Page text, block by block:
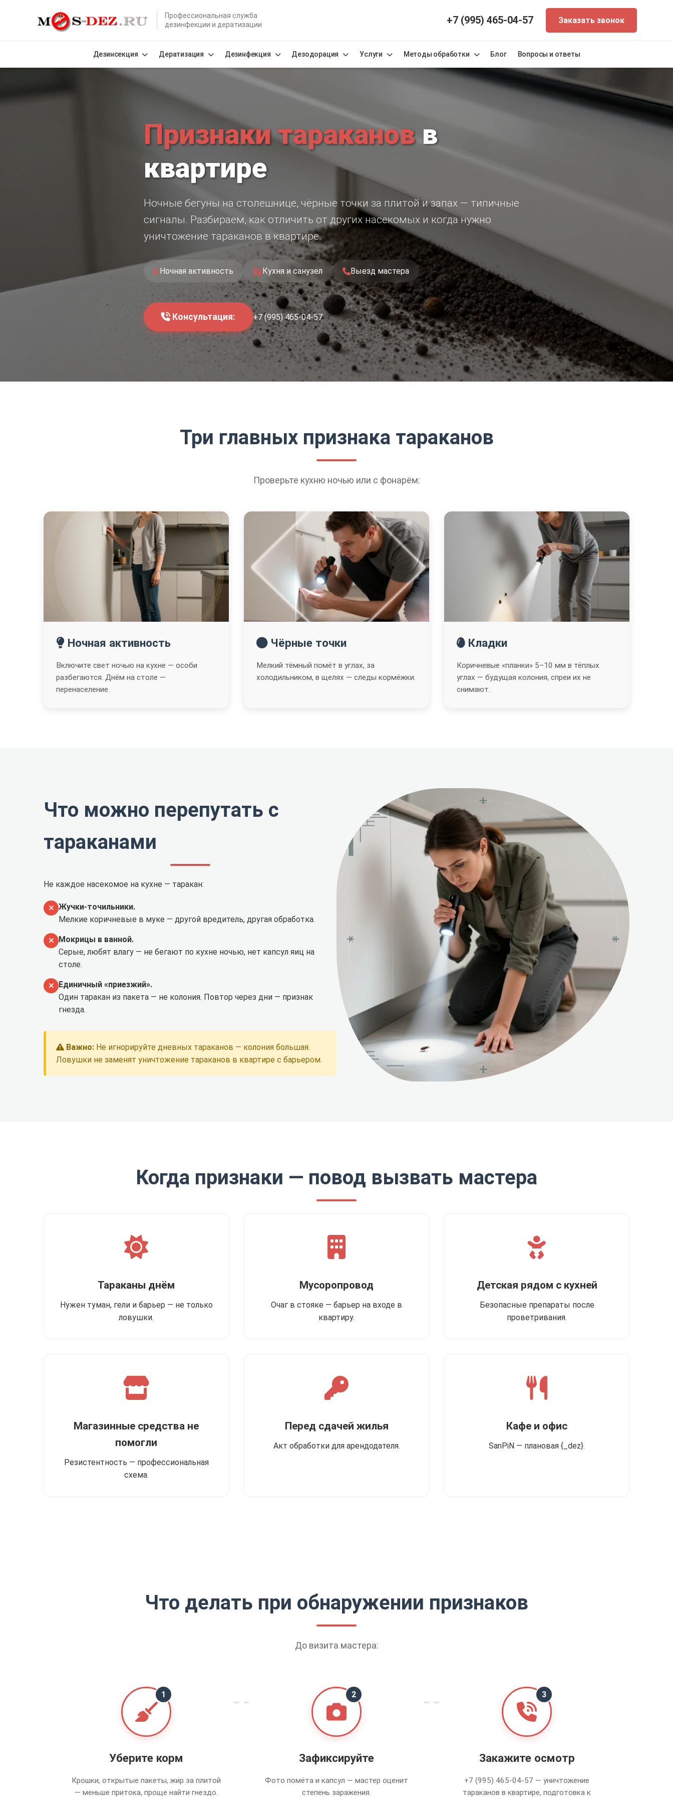
Профессиональная служба
дезинфекции и дератизации
+7 (995) 465-04-57 Заказать звонок
Дезинсекция Дератизация Дезинфекция Дезодорация Услуги Методы обработки Блог Вопросы и ответы
Признаки таракановв
квартире
Ночные бегуны на столешнице, чёрные точки за плитой и запах — типичные
сигналы. Разбираем, как отличить от других насекомых и когда нужно
уничтожение тараканов в квартире.
Ночная активность Кухня и санузел Выезд мастера
Консультация: +7 (995) 465-04-57
Три главных признака тараканов
Проверьте кухню ночью или с фонарём:
Ночная активность
Включите свет ночью на кухне — особи
разбегаются. Днём на столе —
перенаселение.
Чёрные точки
Мелкий тёмный помёт в углах, за
холодильником, в щелях — следы кормёжки.
Кладки
Коричневые «планки» 5–10 мм в тёплых
углах — будущая колония, спреи их не
снимают.
Что можно перепутать с
тараканами
Не каждое насекомое на кухне — таракан:
Жучки-точильники.
Мелкие коричневые в муке — другой вредитель, другая обработка.
Мокрицы в ванной.
Серые, любят влагу — не бегают по кухне ночью, нет капсул яиц на
столе.
Единичный «приезжий».
Один таракан из пакета — не колония. Повтор через дни — признак
гнезда.
Важно: Не игнорируйте дневных тараканов — колония большая.
Ловушки не заменят уничтожение тараканов в квартире с барьером.
Когда признаки — повод вызвать мастера
Тараканы днём
Нужен туман, гели и барьер — не только
ловушки.
Мусоропровод
Очаг в стояке — барьер на входе в
квартиру.
Детская рядом с кухней
Безопасные препараты после
проветривания.
Магазинные средства не
помогли
Резистентность — профессиональная
схема.
Перед сдачей жилья
Акт обработки для арендодателя.
Кафе и офис
SanPiN — плановая {_dez}.
Что делать при обнаружении признаков
До визита мастера:
1
Уберите корм
Крошки, открытые пакеты, жир за плитой
— меньше притока, проще найти гнездо.
2
Зафиксируйте
Фото помёта и капсул — мастер оценит
степень заражения.
3
Закажите осмотр
+7 (995) 465-04-57 — уничтожение
тараканов в квартире, подготовка к